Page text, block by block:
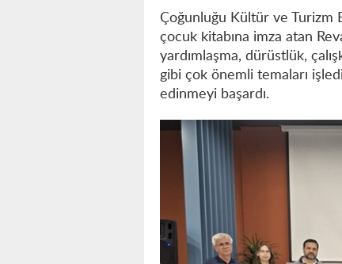
Çoğunluğu Kültür ve Turizm
çocuk kitabına imza atan
yardımlaşma, dürüstlük,
gibi çok önemli temaları
edinmeyi başardı.